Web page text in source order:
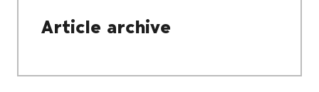
Article archive